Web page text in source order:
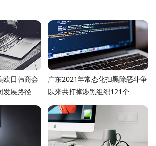
欧日韩商会
发展路径
广东2021年常态化扫黑除恶斗争
以来共打掉涉黑组织121个